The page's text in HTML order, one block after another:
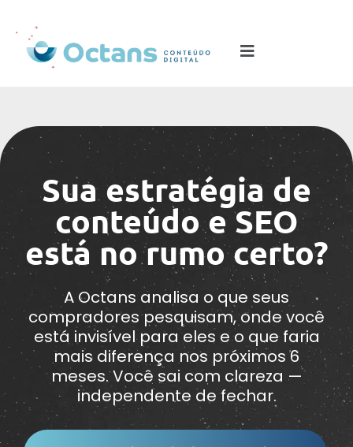
Sua estratégia de
conteúdo e SEO
está no rumo certo?
A Octans analisa o que seus
compradores pesquisam, onde você
está invisível para eles e o que faria
mais diferença nos próximos 6
meses. Você sai com clareza —
independente de fechar.